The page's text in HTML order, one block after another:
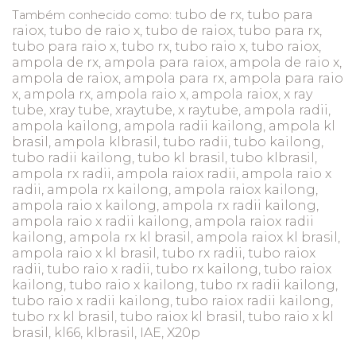
Também conhecido como: tubo de rx, tubo para
raiox, tubo de raio x, tubo de raiox, tubo para rx,
tubo para raio x, tubo rx, tubo raio x, tubo raiox,
ampola de rx, ampola para raiox, ampola de raio x,
ampola de raiox, ampola para rx, ampola para raio
x, ampola rx, ampola raio x, ampola raiox, x ray
tube, xray tube, xraytube, x raytube, ampola radii,
ampola kailong, ampola radii kailong, ampola kl
brasil, ampola klbrasil, tubo radii, tubo kailong,
tubo radii kailong, tubo kl brasil, tubo klbrasil,
ampola rx radii, ampola raiox radii, ampola raio x
radii, ampola rx kailong, ampola raiox kailong,
ampola raio x kailong, ampola rx radii kailong,
ampola raio x radii kailong, ampola raiox radii
kailong, ampola rx kl brasil, ampola raiox kl brasil,
ampola raio x kl brasil, tubo rx radii, tubo raiox
radii, tubo raio x radii, tubo rx kailong, tubo raiox
kailong, tubo raio x kailong, tubo rx radii kailong,
tubo raio x radii kailong, tubo raiox radii kailong,
tubo rx kl brasil, tubo raiox kl brasil, tubo raio x kl
brasil, kl66, klbrasil, IAE, X20p